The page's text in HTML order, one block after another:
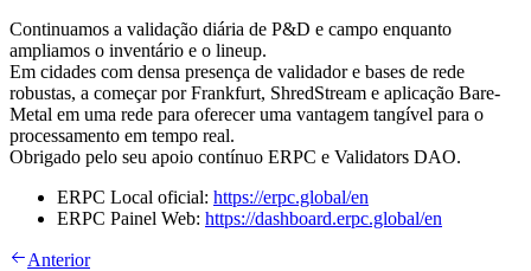
Continuamos a validação diária de P&D e campo enquanto
ampliamos o inventário e o lineup.
Em cidades com densa presença de validador e bases de rede
robustas, a começar por Frankfurt, ShredStream e aplicação Bare-
Metal em uma rede para oferecer uma vantagem tangível para o
processamento em tempo real.
Obrigado pelo seu apoio contínuo ERPC e Validators DAO.
ERPC Local oficial: https://erpc.global/en
ERPC Painel Web: https://dashboard.erpc.global/en
Anterior